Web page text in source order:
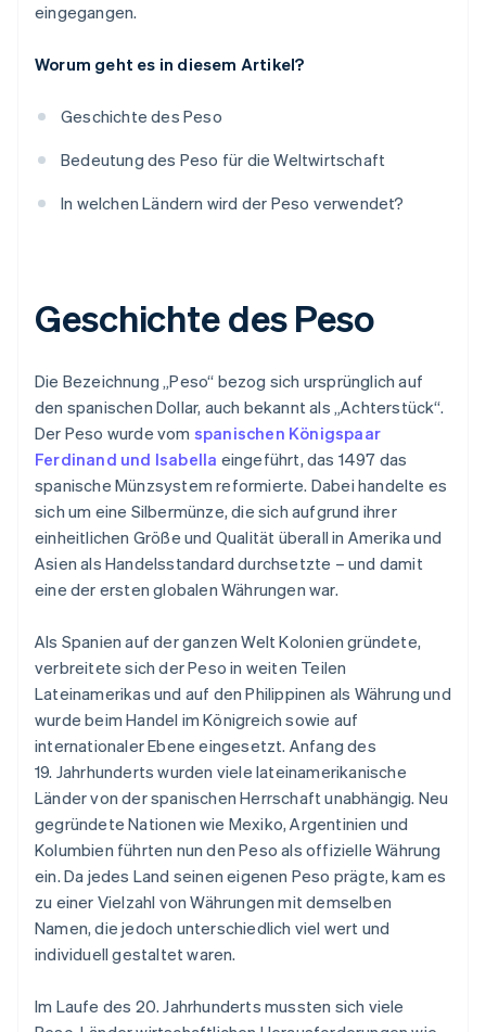
eingegangen.
Worum geht es in diesem Artikel?
Geschichte des Peso
Bedeutung des Peso für die Weltwirtschaft
In welchen Ländern wird der Peso verwendet?
Geschichte des Peso
Die Bezeichnung „Peso“ bezog sich ursprünglich auf
den spanischen Dollar, auch bekannt als „Achterstück“.
Der Peso wurde vom spanischen Königspaar
Ferdinand und Isabella eingeführt, das 1497 das
spanische Münzsystem reformierte. Dabei handelte es
sich um eine Silbermünze, die sich aufgrund ihrer
einheitlichen Größe und Qualität überall in Amerika und
Asien als Handelsstandard durchsetzte – und damit
eine der ersten globalen Währungen war.
Als Spanien auf der ganzen Welt Kolonien gründete,
verbreitete sich der Peso in weiten Teilen
Lateinamerikas und auf den Philippinen als Währung und
wurde beim Handel im Königreich sowie auf
internationaler Ebene eingesetzt. Anfang des
19. Jahrhunderts wurden viele lateinamerikanische
Länder von der spanischen Herrschaft unabhängig. Neu
gegründete Nationen wie Mexiko, Argentinien und
Kolumbien führten nun den Peso als offizielle Währung
ein. Da jedes Land seinen eigenen Peso prägte, kam es
zu einer Vielzahl von Währungen mit demselben
Namen, die jedoch unterschiedlich viel wert und
individuell gestaltet waren.
Im Laufe des 20. Jahrhunderts mussten sich viele